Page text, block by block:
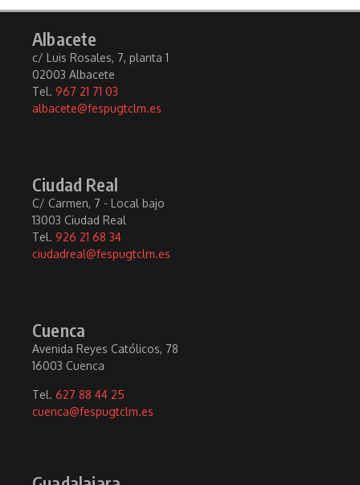
Albacete
c/ Luis Rosales, 7, planta 1
02003 Albacete
Tel. 967 21 71 03
albacete@fespugtclm.es
Ciudad Real
C/ Carmen, 7 - Local bajo
13003 Ciudad Real
Tel. 926 21 68 34
ciudadreal@fespugtclm.es
Cuenca
Avenida Reyes Católicos, 78
16003 Cuenca
Tel. 627 88 44 25
cuenca@fespugtclm.es